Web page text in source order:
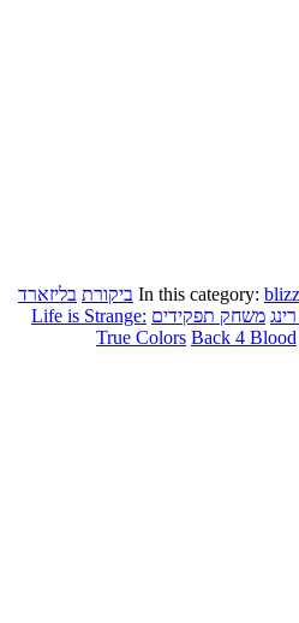
In this category: ביקורת בליזארד
משחק תפקידים Life is Strange:
True Colors Back 4 Blood